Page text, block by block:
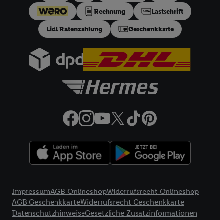
ein effektiver Jahreszins von 10.99% p.a, entspricht einem
festen Sollzinssatz von 10,48% p.a. Repräsentatives Beispiel
gem. §17 (4) PAngV: Nettodarlehensbetrag 200 €,
Gesamtbetrag 212.10 €, 12 monatliche Raten à 17.68 €, eff.
Jahreszins 10.99% p.a. Der Teilzahlungsverkäufer ist Lidl
Digital Deutschland GmbH & Co. KG, Bonfelder Straße 2,
74206 Bad Wimpfen.
Lidl Plus Versandkostenfrei-Coupon:
Versandkostenfrei-Coupon gilt nur für Lidl Plus Nutzer bei
den in der Lidl Plus App vorgegebenen
Mindestbestellwert auf die im Warenkorb befindlichen Artikel
Mindestbestellwert angegeben ist, beträgt der
Mindestbestellwert 79 €. Sollte der jeweils geltende
Mindestbestellwert nachträglich in Folge einer Teilretoure
Rechnung zu stellen. Coupon wird nach Aktivierung
automatisch im Bestellprozess, sofern mit Lidl Plus Konto im
Rechnung Lastschrift
Lidl Ratenzahlung Geschenkkarte
ImpressumAGB OnlineshopWiderrufsrecht Onlineshop
AGB GeschenkkarteWiderrufsrecht Geschenkkarte
DatenschutzhinweiseGesetzliche Zusatzinformationen